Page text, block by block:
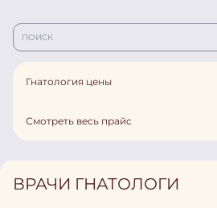
Гнатология цены
Смотреть весь прайс
ВРАЧИ ГНАТОЛОГИ